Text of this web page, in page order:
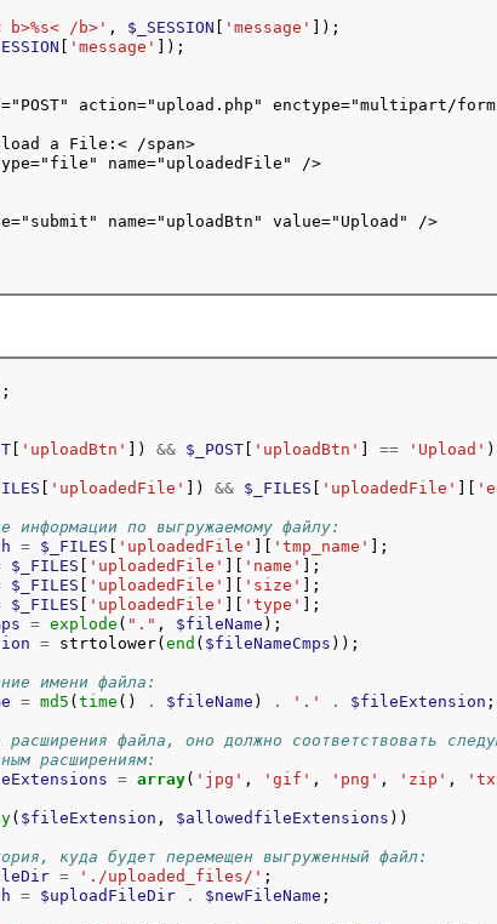
b>%s< /b>' , $_SESSION 'message'
]);
'message'
]);
action="upload.php" enctype="multipart/
a File:< /span>
name="uploadedFile" />
name="uploadBtn" value="Upload" />
[ 'uploadBtn' ]) && $_POST[ 'uploadBtn' == 'Upload' )
'uploadedFile' ]) && $_FILES 'uploadedFile'
информации по выгружаемому файлу:
= $_FILES 'uploadedFile' 'tmp_name'
];
$_FILES 'uploadedFile' 'name'
];
$_FILES 'uploadedFile' 'size'
];
$_FILES 'uploadedFile' 'type'
];
= explode ( "." , $fileName );
= strtolower( end ( $fileNameCmps
имени файла:
= md5 ( time () . $fileName ) . '.' . $fileExtension
файла, оно должно соответствовать
расширениям:
= array( 'jpg' , 'gif' , 'png' , 'zip' ,
( $fileExtension , $allowedfileExtensions ))
куда будет перемещен выгруженный файл:
= './uploaded_files/' ;
= $uploadFileDir . $newFileName